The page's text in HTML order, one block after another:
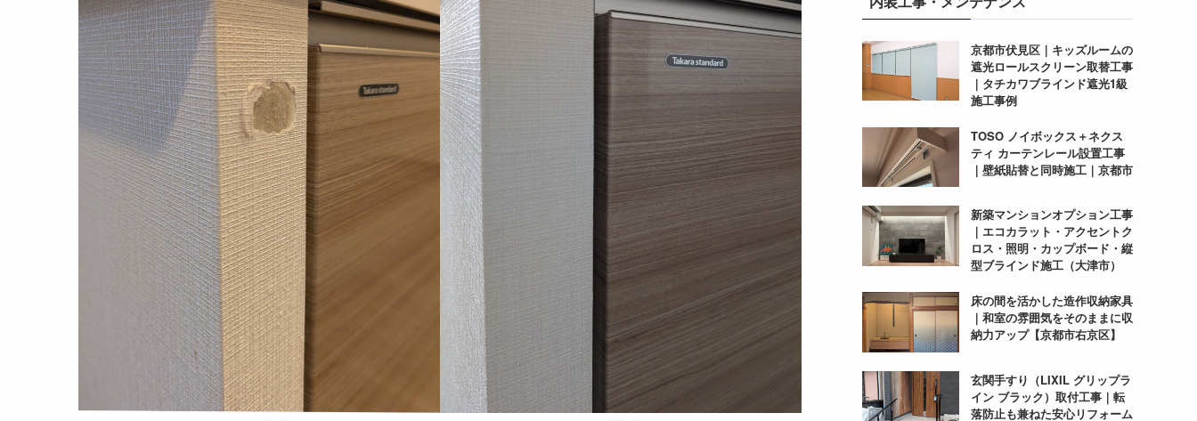
京都市伏見区｜キッズルームの
遮光ロールスクリーン取替工事
｜タチカワブラインド遮光1級
施工事例
TOSO ノイボックス＋ネクス
ティ カーテンレール設置工事
｜壁紙貼替と同時施工｜京都市
新築マンションオプション工事
｜エコカラット・アクセントク
ロス・照明・カップボード・縦
型ブラインド施工（大津市）
床の間を活かした造作収納家具
｜和室の雰囲気をそのままに収
納力アップ【京都市右京区】
玄関手すり（LIXIL グリップラ
イン ブラック）取付工事｜転
落防止も兼ねた安心リフォーム